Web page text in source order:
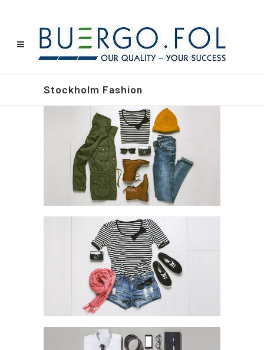
Stockholm Fashion